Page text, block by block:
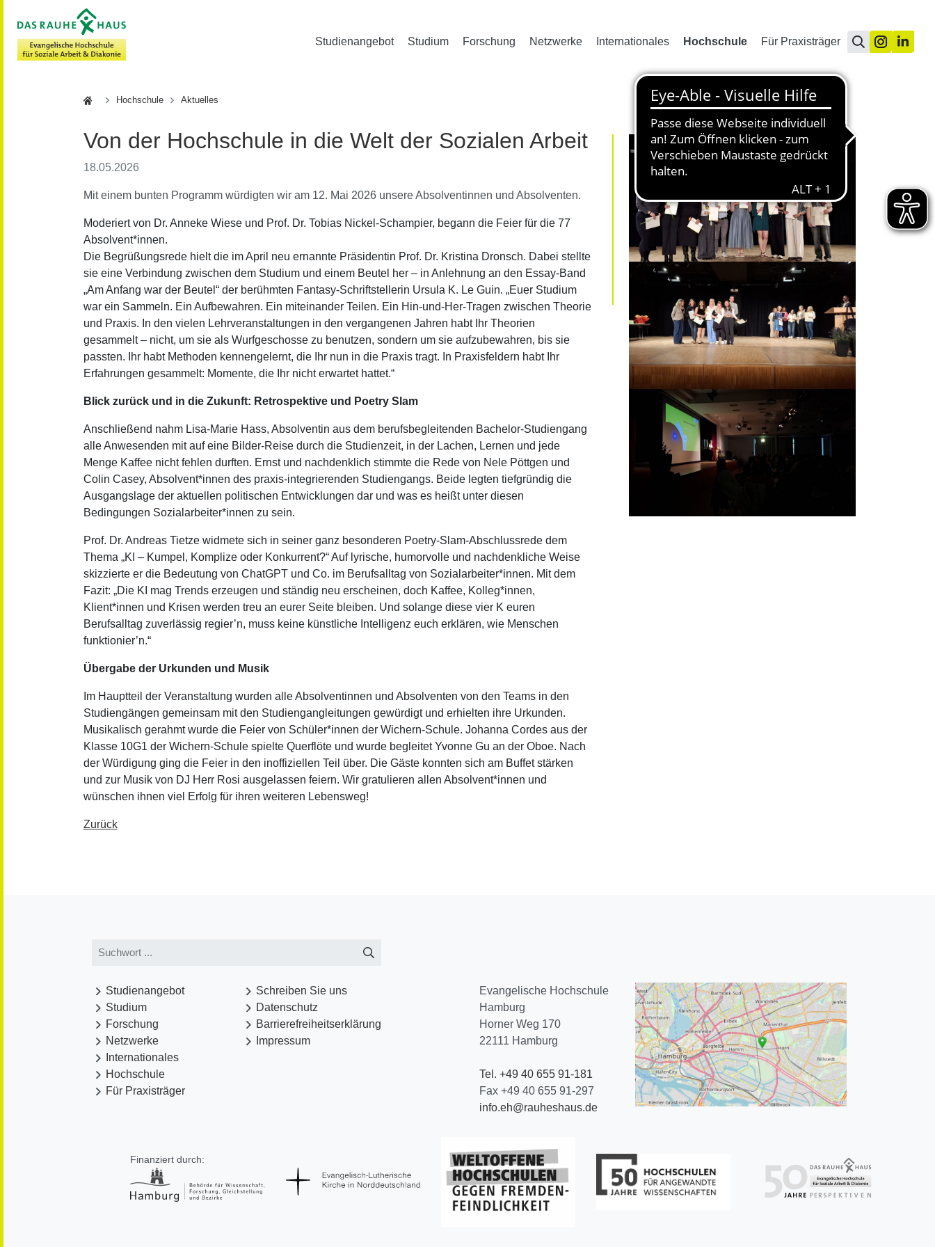
Studienangebot Studium Forschung Netzwerke Internationales Hochschule Für Praxisträger
HochschuleHochschule Aktuelles
Von der Hochschule in die Welt der Sozialen Arbeit
18.05.2026
Mit einem bunten Programm würdigten wir am 12. Mai 2026 unsere Absolventinnen und Absolventen.
Moderiert von Dr. Anneke Wiese und Prof. Dr. Tobias Nickel-Schampier, begann die Feier für die 77
Absolvent*innen.
Die Begrüßungsrede hielt die im April neu ernannte Präsidentin Prof. Dr. Kristina Dronsch. Dabei stellte
sie eine Verbindung zwischen dem Studium und einem Beutel her – in Anlehnung an den Essay-Band
„Am Anfang war der Beutel“ der berühmten Fantasy-Schriftstellerin Ursula K. Le Guin. „Euer Studium
war ein Sammeln. Ein Aufbewahren. Ein miteinander Teilen. Ein Hin-und-Her-Tragen zwischen Theorie
und Praxis. In den vielen Lehrveranstaltungen in den vergangenen Jahren habt Ihr Theorien
gesammelt – nicht, um sie als Wurfgeschosse zu benutzen, sondern um sie aufzubewahren, bis sie
passten. Ihr habt Methoden kennengelernt, die Ihr nun in die Praxis tragt. In Praxisfeldern habt Ihr
Erfahrungen gesammelt: Momente, die Ihr nicht erwartet hattet.“
Blick zurück und in die Zukunft: Retrospektive und Poetry Slam
Anschließend nahm Lisa-Marie Hass, Absolventin aus dem berufsbegleitenden Bachelor-Studiengang
alle Anwesenden mit auf eine Bilder-Reise durch die Studienzeit, in der Lachen, Lernen und jede
Menge Kaffee nicht fehlen durften. Ernst und nachdenklich stimmte die Rede von Nele Pöttgen und
Colin Casey, Absolvent*innen des praxis-integrierenden Studiengangs. Beide legten tiefgründig die
Ausgangslage der aktuellen politischen Entwicklungen dar und was es heißt unter diesen
Bedingungen Sozialarbeiter*innen zu sein.
Prof. Dr. Andreas Tietze widmete sich in seiner ganz besonderen Poetry-Slam-Abschlussrede dem
Thema „KI – Kumpel, Komplize oder Konkurrent?“ Auf lyrische, humorvolle und nachdenkliche Weise
skizzierte er die Bedeutung von ChatGPT und Co. im Berufsalltag von Sozialarbeiter*innen. Mit dem
Fazit: „Die KI mag Trends erzeugen und ständig neu erscheinen, doch Kaffee, Kolleg*innen,
Klient*innen und Krisen werden treu an eurer Seite bleiben. Und solange diese vier K euren
Berufsalltag zuverlässig regier’n, muss keine künstliche Intelligenz euch erklären, wie Menschen
funktionier’n.“
Übergabe der Urkunden und Musik
Im Hauptteil der Veranstaltung wurden alle Absolventinnen und Absolventen von den Teams in den
Studiengängen gemeinsam mit den Studiengangleitungen gewürdigt und erhielten ihre Urkunden.
Musikalisch gerahmt wurde die Feier von Schüler*innen der Wichern-Schule. Johanna Cordes aus der
Klasse 10G1 der Wichern-Schule spielte Querflöte und wurde begleitet Yvonne Gu an der Oboe. Nach
der Würdigung ging die Feier in den inoffiziellen Teil über. Die Gäste konnten sich am Buffet stärken
und zur Musik von DJ Herr Rosi ausgelassen feiern. Wir gratulieren allen Absolvent*innen und
wünschen ihnen viel Erfolg für ihren weiteren Lebensweg!
Zurück
Studienangebot
Studium
Forschung
Netzwerke
Internationales
Hochschule
Für Praxisträger
Schreiben Sie uns
Datenschutz
Barrierefreiheitserklärung
Impressum
Evangelische Hochschule
Hamburg
Horner Weg 170
22111 Hamburg
Tel. +49 40 655 91-181
Fax +49 40 655 91-297
info.eh@rauheshaus.de
Finanziert durch: